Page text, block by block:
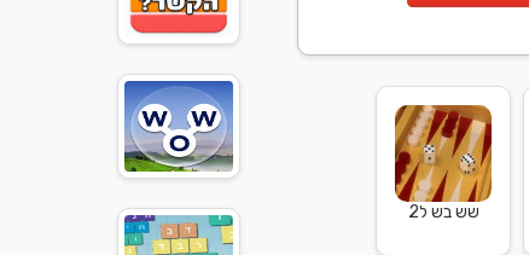
שש בש ל2